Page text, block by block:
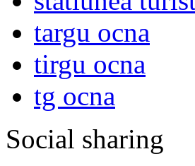
targu ocna
tirgu ocna
tg ocna
Social sharing